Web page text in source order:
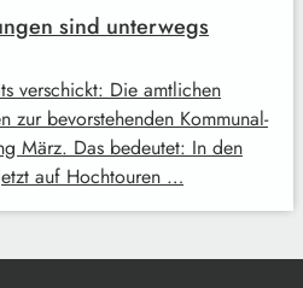
sind unterwegs
verschickt: Die amtlichen
zur bevorstehenden Kommunal-
März. Das bedeutet: In den
auf Hochtouren …